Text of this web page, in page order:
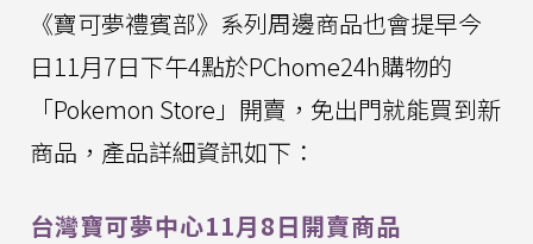
《寶可夢禮賓部》系列周邊商品也會提早今
日11月7日下午4點於PChome24h購物的
「Pokemon Store」開賣，免出門就能買到新
商品，產品詳細資訊如下：
台灣寶可夢中心11月8日開賣商品